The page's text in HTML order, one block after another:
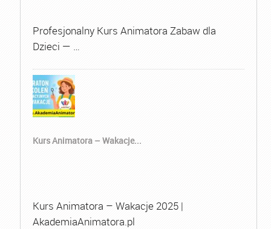
Profesjonalny Kurs Animatora Zabaw dla
Dzieci — …
Kurs Animatora – Wakacje...
Kurs Animatora – Wakacje 2025 |
AkademiaAnimatora.pl